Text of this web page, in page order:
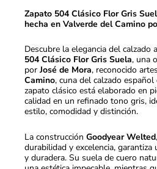
Zapato 504 Clásico Flor Gris
hecha en Valverde del Camino
Descubre la elegancia del calzado
504 Clásico Flor Gris Suela, una
por José de Mora, reconocido
Camino, cuna del calzado
zapato clásico está elaborado en
calidad en un refinado tono gris,
estilo, comodidad y distinción.
La construcción Goodyear Welted
durabilidad y excelencia,
y duradera. Su suela de cuero